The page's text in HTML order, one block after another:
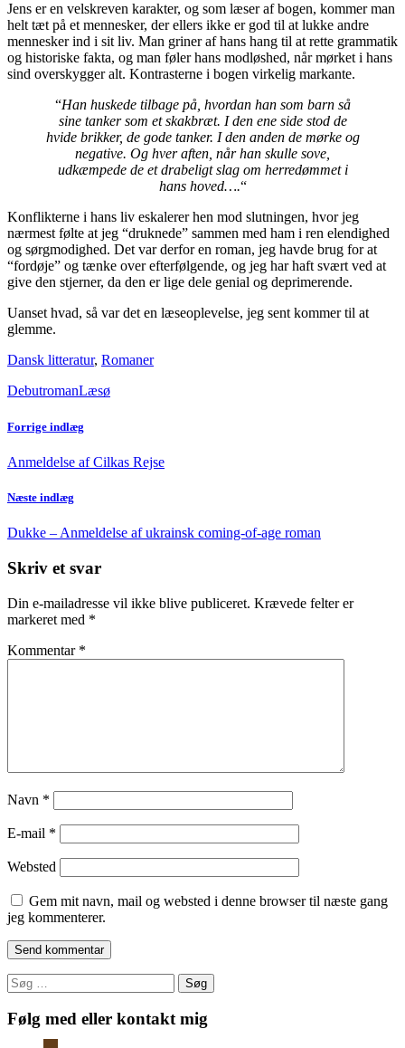
Jens er en velskreven karakter, og som læser af bogen, kommer man
helt tæt på et mennesker, der ellers ikke er god til at lukke andre
mennesker ind i sit liv. Man griner af hans hang til at rette grammatik
og historiske fakta, og man føler hans modløshed, når mørket i hans
sind overskygger alt. Kontrasterne i bogen virkelig markante.
“Han huskede tilbage på, hvordan han som barn så
sine tanker som et skakbræt. I den ene side stod de
hvide brikker, de gode tanker. I den anden de mørke og
negative. Og hver aften, når han skulle sove,
udkæmpede de et drabeligt slag om herredømmet i
hans hoved….“
Konflikterne i hans liv eskalerer hen mod slutningen, hvor jeg
nærmest følte at jeg “druknede” sammen med ham i ren elendighed
og sørgmodighed. Det var derfor en roman, jeg havde brug for at
“fordøje” og tænke over efterfølgende, og jeg har haft svært ved at
give den stjerner, da den er lige dele genial og deprimerende.
Uanset hvad, så var det en læseoplevelse, jeg sent kommer til at
glemme.
Dansk litteratur, Romaner
DebutromanLæsø
Forrige indlæg
Anmeldelse af Cilkas Rejse
Næste indlæg
Dukke – Anmeldelse af ukrainsk coming-of-age roman
Skriv et svar
Din e-mailadresse vil ikke blive publiceret. Krævede felter er
markeret med *
Kommentar *
Navn *
E-mail *
Websted
Gem mit navn, mail og websted i denne browser til næste gang
jeg kommenterer.
Søg
efter:
Følg med eller kontakt mig